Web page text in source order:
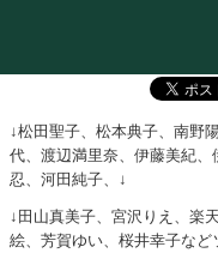
↓松田聖子、松本典子、南野
代、渡辺満里奈、伊藤美紀
忍、河田純子、↓
↓田山真美子、宮沢りえ、楽
絵、芳賀ゆい、桜井幸子な